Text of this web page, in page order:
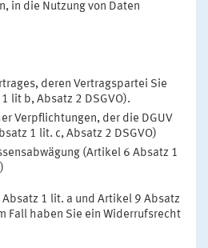
in die Nutzung von Daten
deren Vertragspartei Sie
lit b, Absatz 2 DSGVO).
Verpflichtungen, der die DGUV
1 lit. c, Absatz 2 DSGVO)
(Artikel 6 Absatz 1
1 lit. a und Artikel 9 Absatz
Fall haben Sie ein Widerrufsrecht